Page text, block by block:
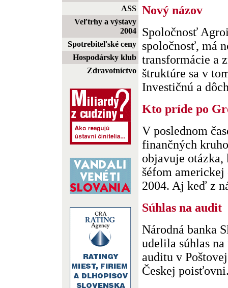
ASS
Veľtrhy a výstavy
2004
Spotrebiteľské ceny
Hospodársky klub
Zdravotníctvo
Nový názov
Spoločnosť
spoločnosť, má
transformácie a
štruktúre sa v
Investičnú a
Kto príde po
V poslednom
finančných
objavuje otázka,
šéfom
2004. Aj keď z
Súhlas na audit
Národná banka
udelila súhlas
auditu v
Českej